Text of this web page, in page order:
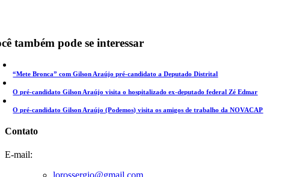
também pode se interessar
“Mete Bronca” com Gilson Araújo pré-candidato a Deputado Distrital
O pré-candidato Gilson Araújo visita o hospitalizado ex-deputado federal Zé Edmar
O pré-candidato Gilson Araújo (Podemos) visita os amigos de trabalho da NOVACAP
Contato
E-mail:
lorossergio@gmail.com